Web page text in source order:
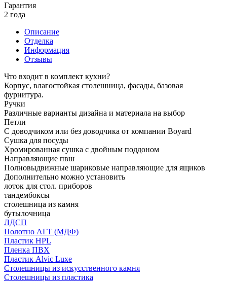
Гарантия
2 года
Описание
Отделка
Информация
Отзывы
Что входит в комплект кухни?
Корпус, влагостойкая столешница, фасады, базовая
фурнитура.
Ручки
Различные варианты дизайна и материала на выбор
Петли
С доводчиком или без доводчика от компании Boyard
Сушка для посуды
Хромированная сушка с двойным поддоном
Направляющие пвш
Полновыдвижные шариковые направляющие для ящиков
Дополнительно можно установить
лоток для стол. приборов
тандембоксы
столешница из камня
бутылочница
ЛДСП
Полотно АГТ (МДФ)
Пластик HPL
Пленка ПВХ
Пластик Alvic Luxe
Столешницы из искусственного камня
Столешницы из пластика